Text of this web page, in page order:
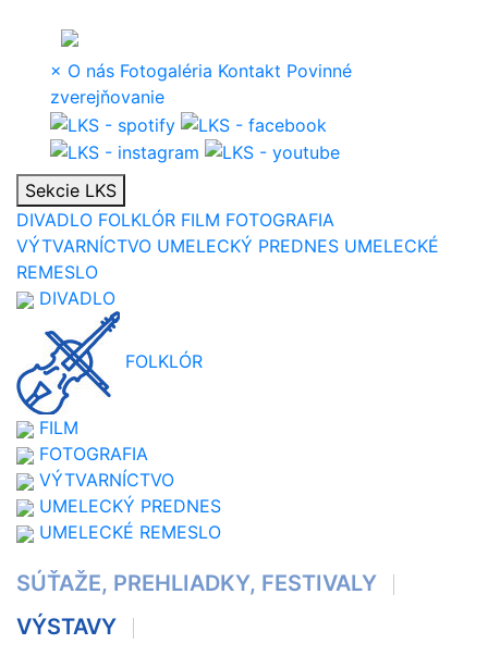
× O nás Fotogaléria Kontakt Povinné
zverejňovanie
Sekcie LKS
DIVADLO FOLKLÓR FILM FOTOGRAFIA
VÝTVARNÍCTVO UMELECKÝ PREDNES UMELECKÉ
REMESLO
DIVADLO
FOLKLÓR
FILM
FOTOGRAFIA
VÝTVARNÍCTVO
UMELECKÝ PREDNES
UMELECKÉ REMESLO
SÚŤAŽE, PREHLIADKY, FESTIVALY
VÝSTAVY